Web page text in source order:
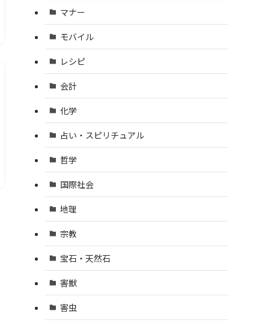
マナー
モバイル
レシピ
会計
化学
占い・スピリチュアル
哲学
国際社会
地理
宗教
宝石・天然石
害獣
害虫